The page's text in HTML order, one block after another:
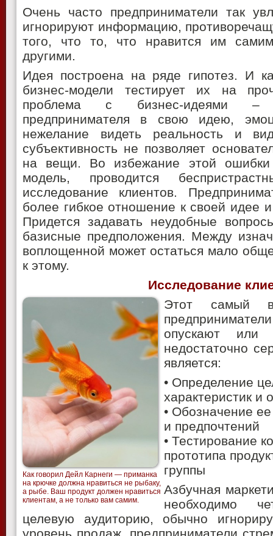
Очень часто предприниматели так
игнорируют информацию,
того, что то, что нравится им
другими.
Идея построена на ряде гипотез. И
бизнес-модели тестирует их на
проблема с бизнес-идеями –
предпринимателя в свою идею,
нежелание видеть реальность и
субъективность не позволяет
на вещи. Во избежание этой ошибки
модель, проводится
исследование клиентов.
более гибкое отношение к своей идее
Придется задавать неудобные
базисные предположения. Между
воплощенной может остаться мало
к этому.
Исследование
Как говорил Дейл Карнеги — приманка
на крючке должна нравиться не рыбаку,
а рыбе. Ваш продукт должен нравиться
клиентам, а не только вам самим.
Этот самый
опускают или
недостаточно
является:
• Определение
характеристик и
• Обозначение
и предпочтений
• Тестирование
прототипа
группы
Азбучная
необходимо
целевую аудиторию, обычно